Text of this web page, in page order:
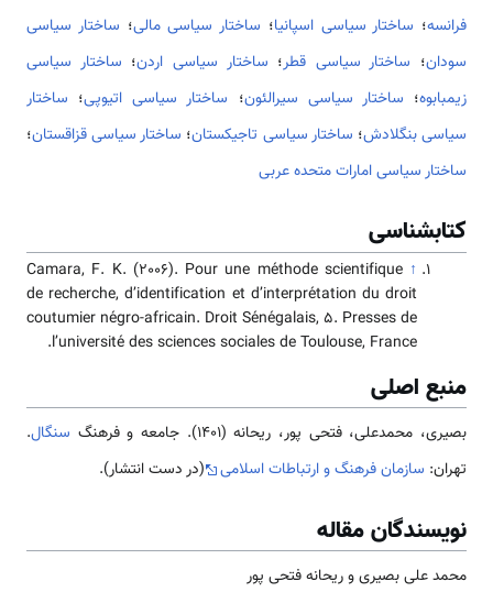
فرانسه؛ ساختار سیاسی اسپانیا؛ ساختار سیاسی مالی؛ ساختار سیاسی
سودان؛ ساختار سیاسی قطر؛ ساختار سیاسی اردن؛ ساختار سیاسی
زیمبابوه؛ ساختار سیاسی سیرالئون؛ ساختار سیاسی اتیوپی؛ ساختار
سیاسی بنگلادش؛ ساختار سیاسی تاجیکستان؛ ساختار سیاسی قزاقستان؛
ساختار سیاسی امارات متحده عربی
کتابشناسی
↑
Camara, F. K. (2006). Pour une méthode scientifique
de recherche, d’identification et d’interprétation du droit
coutumier négro-africain. Droit Sénégalais, 5. Presses de
l’université des sciences sociales de Toulouse, France.
منبع اصلی
بصیری، محمدعلی، فتحی پور، ریحانه (1401). جامعه و فرهنگ سنگال.
تهران: سازمان فرهنگ و ارتباطات اسلامی (در دست انتشار).
نویسندگان مقاله
محمد علی بصیری و ریحانه فتحی پور